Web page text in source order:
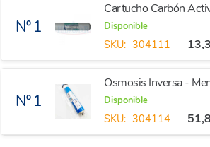
Nº 1
Cartucho Carbón
Disponible
SKU: 304111
Nº 1
Osmosis Inversa -
Disponible
SKU: 304114